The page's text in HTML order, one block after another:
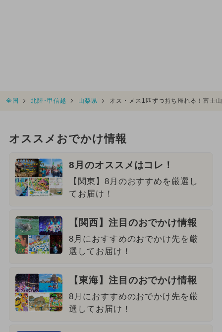
全国 北陸･甲信越 山梨県 オス・メス1匹ずつ持ち帰れる！富士
オススメおでかけ情報
8月のオススメはコレ！
【関東】8月のおすすめを厳選し
てお届け！
【関西】注目のおでかけ情報
8月におすすめのおでかけ先を厳
選してお届け！
【東海】注目のおでかけ情報
8月におすすめのおでかけ先を厳
選してお届け！